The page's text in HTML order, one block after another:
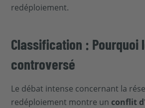
redéploiement.
Classification : Pourquoi
controversé
Le débat intense concernant la
redéploiement montre un conflit